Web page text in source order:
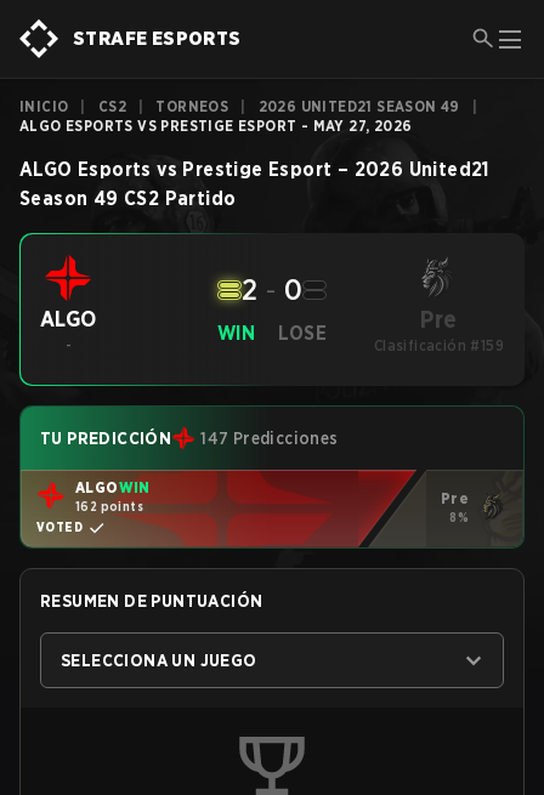
STRAFE ESPORTS
INICIO CS2 TORNEOS 2026 UNITED21 SEASON 49
ALGO ESPORTS VS PRESTIGE ESPORT - MAY 27, 2026
ALGO Esports vs Prestige Esport – 2026 United21
Season 49 CS2 Partido
ALGO
-
WIN
2 - 0
LOSE Pre
Clasificación #159
TU PREDICCIÓN 147 Predicciones
ALGOWIN
162 points
VOTED
Pre
8%
RESUMEN DE PUNTUACIÓN
SELECCIONA UN JUEGO